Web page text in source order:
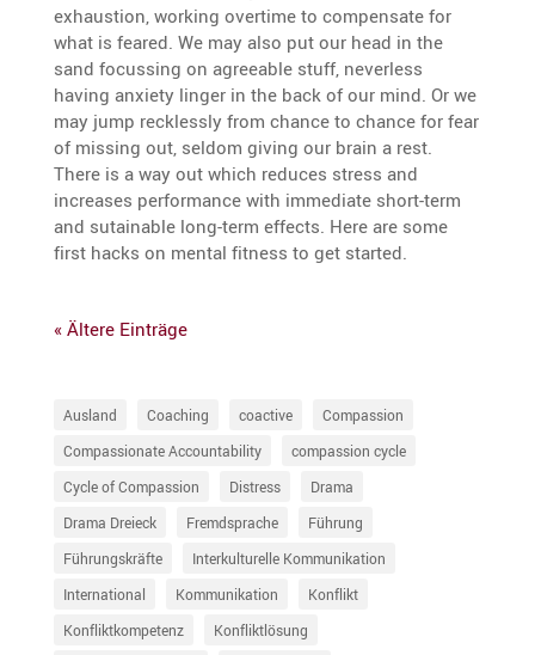
exhaus­tion, working overtime to compen­sate for
what is feared. We may also put our head in the
sand focus­sing on agreeable stuff, never­less
having anxiety linger in the back of our mind. Or we
may jump recklessly from chance to chance for fear
of missing out, seldom giving our brain a rest.
There is a way out which reduces stress and
increases perfor­mance with immediate short-term
and sutainable long-term effects. Here are some
first hacks on mental fitness to get started.
« Ältere Einträge
Ausland Coaching coactive
Compassion
Compassionate Accountability
compassion cycle
Cycle of Compassion
Distress
Drama
Drama Dreieck
Fremdsprache
Führung
Führungskräfte
Interkulturelle Kommunikation
International
Kommunikation
Konflikt
Konfliktkompetenz
Konfliktlösung